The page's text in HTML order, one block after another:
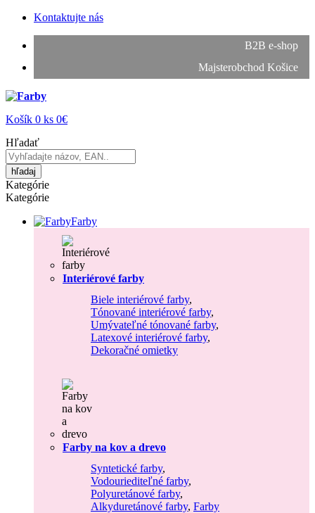
Kontaktujte nás
B2B e-shop
Majsterobchod Košice
Košík 0 ks 0€
Hľadať
hľadaj
Kategórie
Kategórie
Farby
Interiérové farby
Biele interiérové farby,
Tónované interiérové farby,
Umývateľné tónované farby,
Latexové interiérové farby,
Dekoračné omietky
Farby na kov a drevo
Syntetické farby,
Vodouriediteľné farby,
Polyuretánové farby,
Alkyduretánové farby, Farby